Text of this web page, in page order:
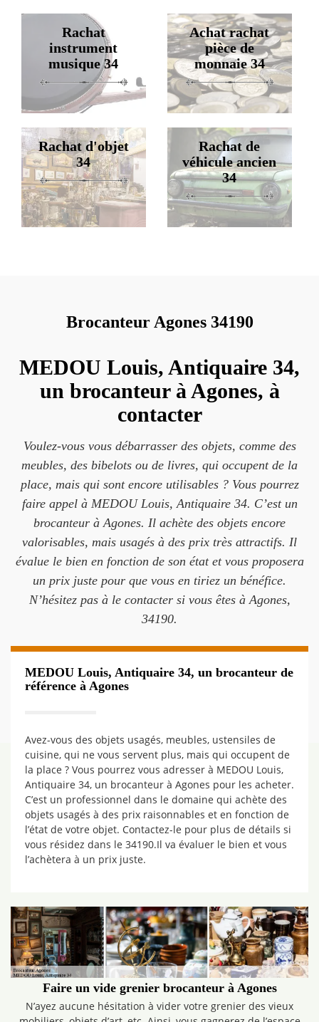
Rachat
instrument
musique 34
Achat rachat
pièce de
monnaie 34
Rachat d'objet
34
Rachat de
véhicule ancien
34
Brocanteur Agones 34190
MEDOU Louis, Antiquaire 34,
un brocanteur à Agones, à
contacter
Voulez-vous vous débarrasser des objets, comme des
meubles, des bibelots ou de livres, qui occupent de la
place, mais qui sont encore utilisables ? Vous pourrez
faire appel à MEDOU Louis, Antiquaire 34. C’est un
brocanteur à Agones. Il achète des objets encore
valorisables, mais usagés à des prix très attractifs. Il
évalue le bien en fonction de son état et vous proposera
un prix juste pour que vous en tiriez un bénéfice.
N’hésitez pas à le contacter si vous êtes à Agones,
34190.
MEDOU Louis, Antiquaire 34, un brocanteur de
référence à Agones
Avez-vous des objets usagés, meubles, ustensiles de
cuisine, qui ne vous servent plus, mais qui occupent de
la place ? Vous pourrez vous adresser à MEDOU Louis,
Antiquaire 34, un brocanteur à Agones pour les acheter.
C’est un professionnel dans le domaine qui achète des
objets usagés à des prix raisonnables et en fonction de
l’état de votre objet. Contactez-le pour plus de détails si
vous résidez dans le 34190.Il va évaluer le bien et vous
l’achètera à un prix juste.
Faire un vide grenier brocanteur à Agones
N’ayez aucune hésitation à vider votre grenier des vieux